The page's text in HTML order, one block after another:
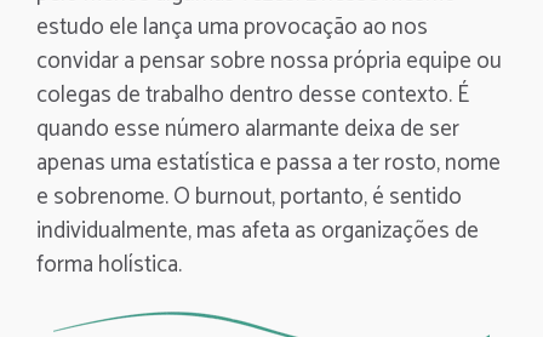
estudo ele lança uma provocação ao nos
convidar a pensar sobre nossa própria equipe ou
colegas de trabalho dentro desse contexto. É
quando esse número alarmante deixa de ser
apenas uma estatística e passa a ter rosto, nome
e sobrenome. O burnout, portanto, é sentido
individualmente, mas afeta as organizações de
forma holística.